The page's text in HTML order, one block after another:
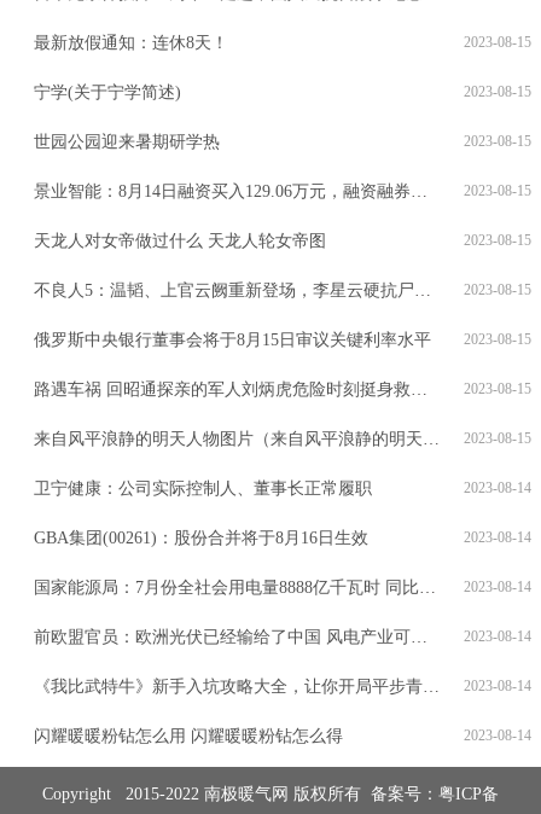
2023-08-15
最新放假通知：连休8天！
2023-08-15
宁学(关于宁学简述)
2023-08-15
世园公园迎来暑期研学热
2023-08-15
景业智能：8月14日融资买入129.06万元，融资融券余额6084.5万元
2023-08-15
天龙人对女帝做过什么 天龙人轮女帝图
2023-08-15
不良人5：温韬、上官云阙重新登场，李星云硬抗尸祖焊魃，无敌了
2023-08-15
俄罗斯中央银行董事会将于8月15日审议关键利率水平
2023-08-15
路遇车祸 回昭通探亲的军人刘炳虎危险时刻挺身救人彰显子弟兵本色
2023-08-15
来自风平浪静的明天人物图片（来自风平浪静的明天人物关系图）
2023-08-14
卫宁健康：公司实际控制人、董事长正常履职
2023-08-14
GBA集团(00261)：股份合并将于8月16日生效
2023-08-14
国家能源局：7月份全社会用电量8888亿千瓦时 同比增长6.5%
2023-08-14
前欧盟官员：欧洲光伏已经输给了中国 风电产业可能也会如此
2023-08-14
《我比武特牛》新手入坑攻略大全，让你开局平步青云，领先一大步！
2023-08-14
闪耀暖暖粉钻怎么用 闪耀暖暖粉钻怎么得
Copyright 2015-2022 南极暖气网 版权所有 备案号： 粤ICP备